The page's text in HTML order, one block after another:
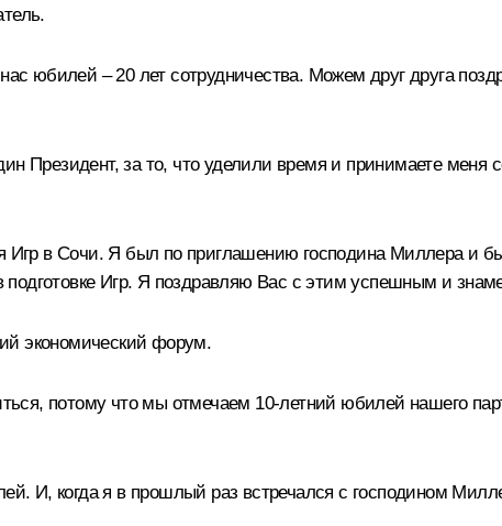
юбилей – 20 лет сотрудничества. Можем друг друга
Президент, за то, что уделили время и принимаете меня
Игр в Сочи. Я был по приглашению господина Миллера и
Игр. Я поздравляю Вас с этим успешным и
экономический форум.
потому что мы отмечаем 10-летний юбилей нашего
И, когда я в прошлый раз встречался с господином